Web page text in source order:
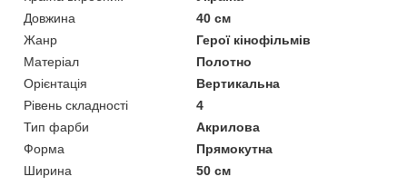
Довжина
40 см
Жанр
Герої кінофільмів
Матеріал
Полотно
Орієнтація
Вертикальна
Рівень складності
4
Тип фарби
Акрилова
Форма
Прямокутна
Ширина
50 см